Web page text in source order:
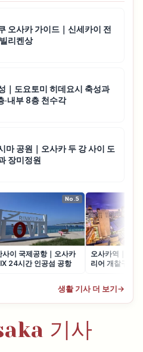
오사카 가이드｜신세카이 전
리켄상
｜도요토미 히데요시 축성과
·내부 8층 천수각
마 공원｜오사카 두 강 사이 도
장미정원
No.5
사이 국제공항｜오사카
24시간 인공섬 공항
오사카역｜기타
리어 개찰구·환
생활 기사 더 보기 →
기사